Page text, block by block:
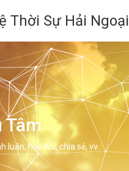
Thời Sự Hải Ngoại
Tâm
luân, học hỏi, chia sẻ, vv.